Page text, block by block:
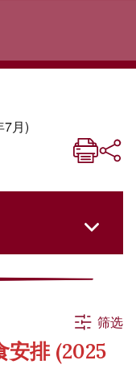
7月)
筛选
安排 (2025